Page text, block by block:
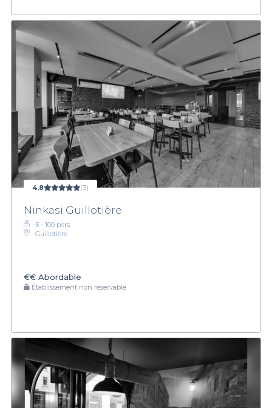
4,8 (3)
Ninkasi Guillotière
5 - 100 pers.
Guillotière
€€ Abordable
Établissement non réservable